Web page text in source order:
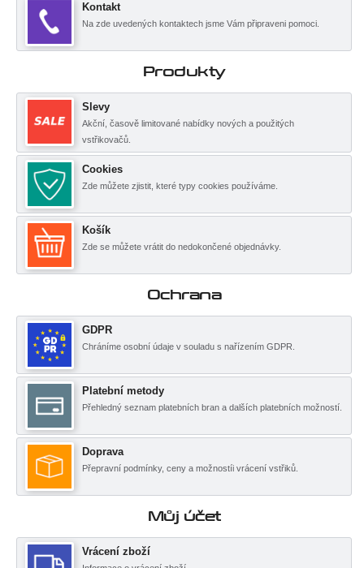
Kontakt
Na zde uvedených kontaktech jsme Vám připraveni pomoci.
Produkty
Slevy
Akční, časově limitované nabídky nových a použitých
vstřikovačů.
Cookies
Zde můžete zjistit, které typy cookies používáme.
Košík
Zde se můžete vrátit do nedokončené objednávky.
Ochrana
GDPR
Chráníme osobní údaje v souladu s nařízením GDPR.
Platební metody
Přehledný seznam platebních bran a dalších platebních možností.
Doprava
Přepravní podmínky, ceny a možnostíi vrácení vstřiků.
Můj účet
Vrácení zboží